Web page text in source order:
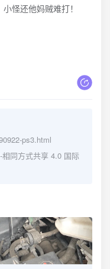
怪还他妈贼难打！
ps3.html
同方式共享 4.0 国际